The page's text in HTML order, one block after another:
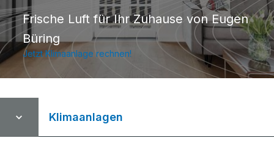
Frische Luft für Ihr Zuhause von Eugen
Büring
Jetzt Klimaanlage rechnen!
Klimaanlagen